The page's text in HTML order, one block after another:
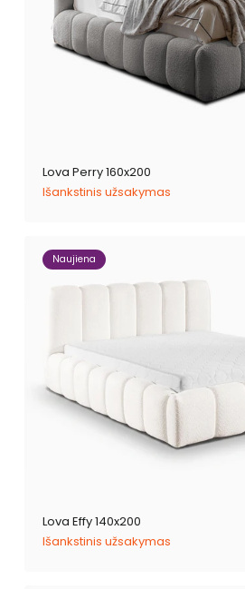
Lova Perry 160x200
Išankstinis užsakymas
Naujiena
Lova Effy 140x200
Išankstinis užsakymas